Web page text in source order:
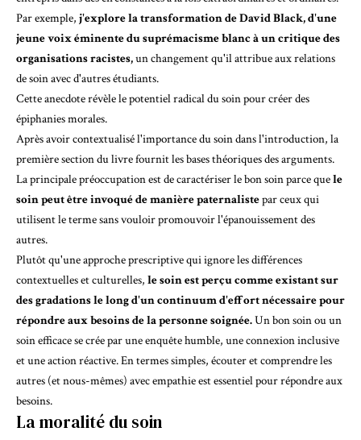
Par exemple, j'explore la transformation de David Black, d'une
jeune voix éminente du suprémacisme blanc à un critique des
organisations racistes,un changement qu'il attribue aux relations
de soin avec d'autres étudiants.
Cette anecdote révèle le potentiel radical du soin pour créer des
épiphanies morales.
Après avoir contextualisé l'importance du soin dans l'introduction, la
première section du livre fournit les bases théoriques des arguments.
La principale préoccupation est de caractériser le bon soin parce quele
soin peut être invoqué de manière paternalistepar ceux qui
utilisent le terme sans vouloir promouvoir l'épanouissement des
autres.
Plutôt qu'une approche prescriptive qui ignore les différences
contextuelles et culturelles, le soin est perçu comme existant sur
des gradations le long d'un continuum d'effort nécessaire pour
répondre aux besoins de la personne soignée.Un bon soin ou un
soin efficace se crée par une enquête humble, une connexion inclusive
et une action réactive. En termes simples, écouter et comprendre les
autres (et nous-mêmes) avec empathie est essentiel pour répondre aux
besoins.
La moralité du soin